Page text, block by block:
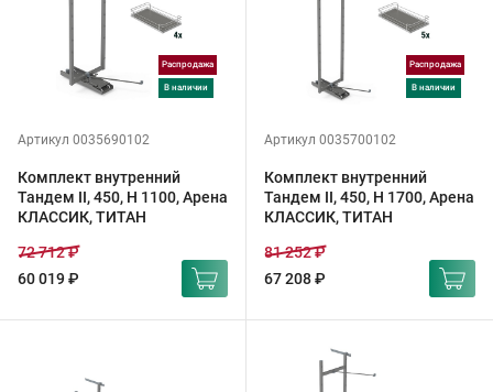
Распродажа
в наличии
Артикул 0035690102
Комплект внутренний
Тандем II, 450, H 1100, Арена
КЛАССИК, ТИТАН
60 019 ₽
72 712 ₽
Распродажа
в наличии
Артикул 0035700102
Комплект внутренний
Тандем II, 450, H 1700, Арена
КЛАССИК, ТИТАН
67 208 ₽
81 252 ₽